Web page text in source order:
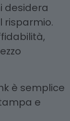
desidera
risparmio.
è semplice
e